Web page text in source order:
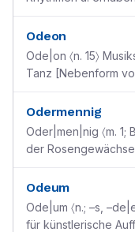
Odeon
Ode|on 〈n. 15〉
Tanz [Nebenform
Odermennig
Oder|men|nig 〈m. 1;
der
Odeum
Ode|um 〈n.; –s,
für künstlerische